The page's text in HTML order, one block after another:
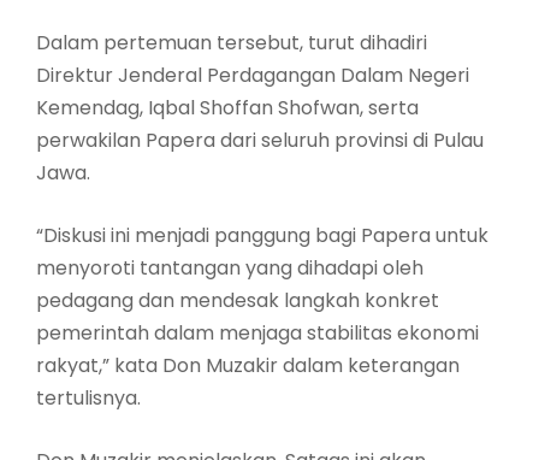
Dalam pertemuan tersebut, turut dihadiri
Direktur Jenderal Perdagangan Dalam Negeri
Kemendag, Iqbal Shoffan Shofwan, serta
perwakilan Papera dari seluruh provinsi di Pulau
Jawa.
“Diskusi ini menjadi panggung bagi Papera untuk
menyoroti tantangan yang dihadapi oleh
pedagang dan mendesak langkah konkret
pemerintah dalam menjaga stabilitas ekonomi
rakyat,” kata Don Muzakir dalam keterangan
tertulisnya.